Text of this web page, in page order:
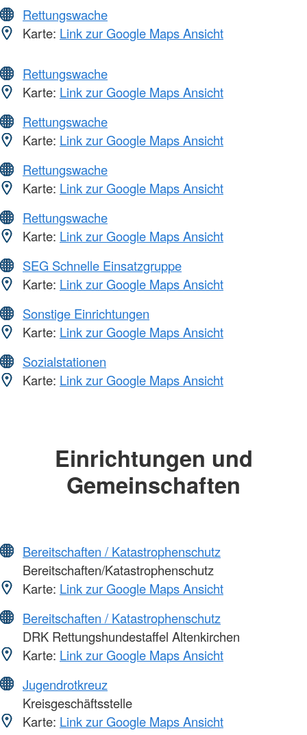
Rettungswache
Karte: Link zur Google Maps Ansicht
Rettungswache
Karte: Link zur Google Maps Ansicht
Rettungswache
Karte: Link zur Google Maps Ansicht
Rettungswache
Karte: Link zur Google Maps Ansicht
Rettungswache
Karte: Link zur Google Maps Ansicht
SEG Schnelle Einsatzgruppe
Karte: Link zur Google Maps Ansicht
Sonstige Einrichtungen
Karte: Link zur Google Maps Ansicht
Sozialstationen
Karte: Link zur Google Maps Ansicht
Einrichtungen und
Gemeinschaften
Bereitschaften / Katastrophenschutz
Bereitschaften/Katastrophenschutz
Karte: Link zur Google Maps Ansicht
Bereitschaften / Katastrophenschutz
DRK Rettungshundestaffel Altenkirchen
Karte: Link zur Google Maps Ansicht
Jugendrotkreuz
Kreisgeschäftsstelle
Karte: Link zur Google Maps Ansicht